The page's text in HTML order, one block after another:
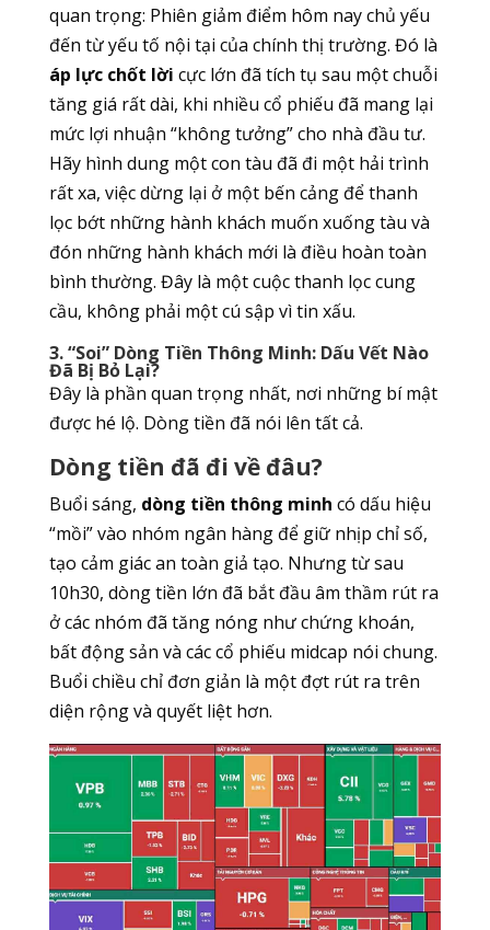
quan trọng: Phiên giảm điểm hôm nay chủ yếu
đến từ yếu tố nội tại của chính thị trường. Đó là
áp lực chốt lời cực lớn đã tích tụ sau một chuỗi
tăng giá rất dài, khi nhiều cổ phiếu đã mang lại
mức lợi nhuận “không tưởng” cho nhà đầu tư.
Hãy hình dung một con tàu đã đi một hải trình
rất xa, việc dừng lại ở một bến cảng để thanh
lọc bớt những hành khách muốn xuống tàu và
đón những hành khách mới là điều hoàn toàn
bình thường. Đây là một cuộc thanh lọc cung
cầu, không phải một cú sập vì tin xấu.
3. “Soi” Dòng Tiền Thông Minh: Dấu Vết Nào
Đã Bị Bỏ Lại?
Đây là phần quan trọng nhất, nơi những bí mật
được hé lộ. Dòng tiền đã nói lên tất cả.
Dòng tiền đã đi về đâu?
Buổi sáng, dòng tiền thông minh có dấu hiệu
“mồi” vào nhóm ngân hàng để giữ nhịp chỉ số,
tạo cảm giác an toàn giả tạo. Nhưng từ sau
10h30, dòng tiền lớn đã bắt đầu âm thầm rút ra
ở các nhóm đã tăng nóng như chứng khoán,
bất động sản và các cổ phiếu midcap nói chung.
Buổi chiều chỉ đơn giản là một đợt rút ra trên
diện rộng và quyết liệt hơn.